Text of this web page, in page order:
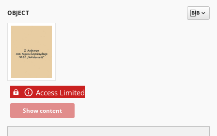
OBJECT
Access Limited
Show content